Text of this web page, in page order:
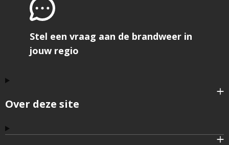
Over deze site
Stel een vraag aan de brandweer in
jouw regio